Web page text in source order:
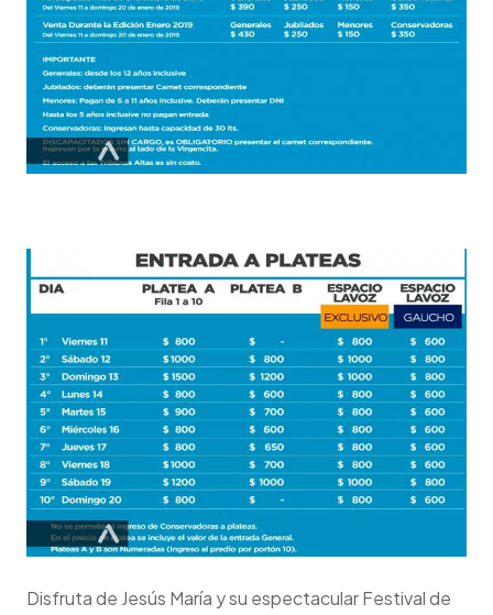
Disfruta de Jesús María y su espectacular Festival de